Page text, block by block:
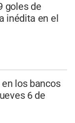
goles de
inédita en el
los bancos
6 de